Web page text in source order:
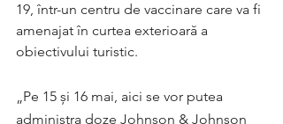
19, într-un centru de vaccinare care va fi
amenajat în curtea exterioară a
obiectivului turistic.
„Pe 15 și 16 mai, aici se vor putea
administra doze Johnson & Johnson